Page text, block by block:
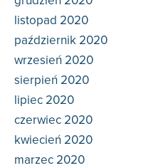
listopad 2020
październik 2020
wrzesień 2020
sierpień 2020
lipiec 2020
czerwiec 2020
kwiecień 2020
marzec 2020